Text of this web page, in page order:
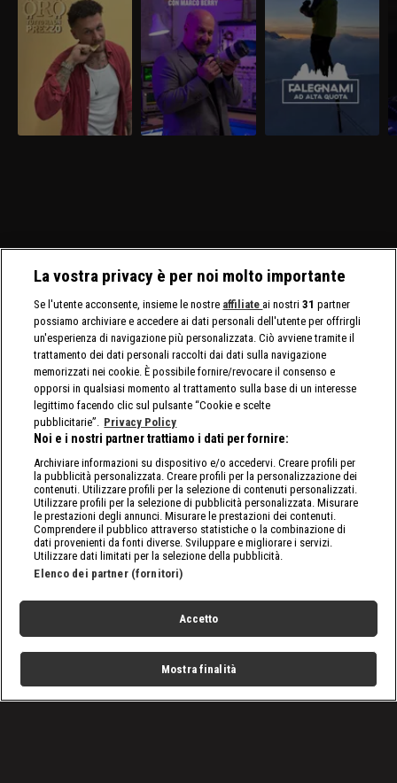
La vostra privacy è per noi molto importante
Se l'utente acconsente, insieme le nostre affiliate ai nostri31 partner
possiamo archiviare e accedere ai dati personali dell'utente per offrirgli
un'esperienza di navigazione più personalizzata. Ciò avviene tramite il
trattamento dei dati personali raccolti dai dati sulla navigazione
memorizzati nei cookie. È possibile fornire/revocare il consenso e
opporsi in qualsiasi momento al trattamento sulla base di un interesse
legittimo facendo clic sul pulsante “Cookie e scelte
pubblicitarie”. Privacy Policy
Noi e i nostri partner trattiamo i dati per fornire:
Archiviare informazioni su dispositivo e/o accedervi. Creare profili per
la pubblicità personalizzata. Creare profili per la personalizzazione dei
contenuti. Utilizzare profili per la selezione di contenuti personalizzati.
Utilizzare profili per la selezione di pubblicità personalizzata. Misurare
le prestazioni degli annunci. Misurare le prestazioni dei contenuti.
Comprendere il pubblico attraverso statistiche o la combinazione di
dati provenienti da fonti diverse. Sviluppare e migliorare i servizi.
Utilizzare dati limitati per la selezione della pubblicità.
Elenco dei partner (fornitori)
Accetto
Mostra finalità